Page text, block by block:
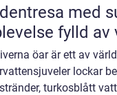
med
fylld av
öar är ett av
lockar
turkosblått